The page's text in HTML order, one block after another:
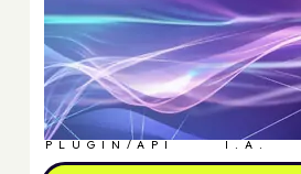
PLUGIN/API I.A.